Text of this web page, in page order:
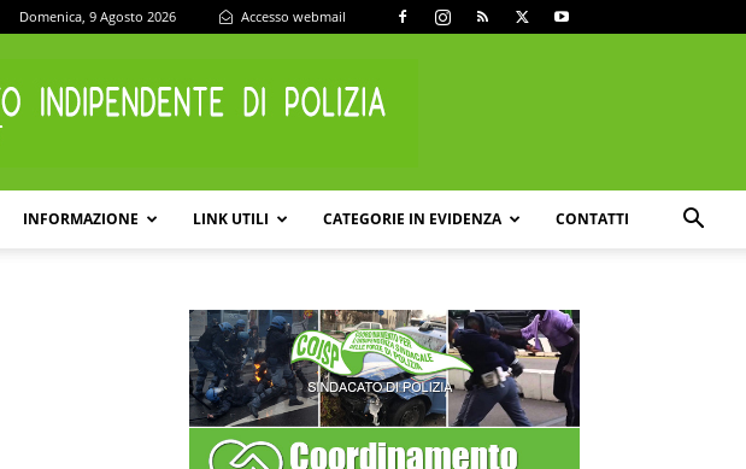
Domenica, 9 Agosto 2026 Accesso webmail
INFORMAZIONE LINK UTILI CATEGORIE IN EVIDENZA CONTATTI